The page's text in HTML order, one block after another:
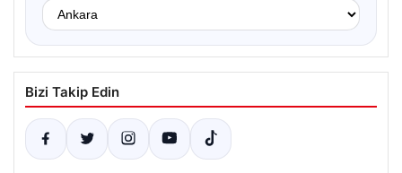
Bizi Takip Edin